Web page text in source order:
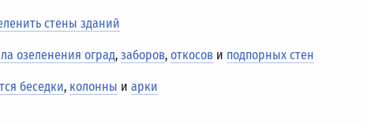
стены зданий
озеленения оград,заборов,откосов и подпорных стен
беседки, колонны иарки